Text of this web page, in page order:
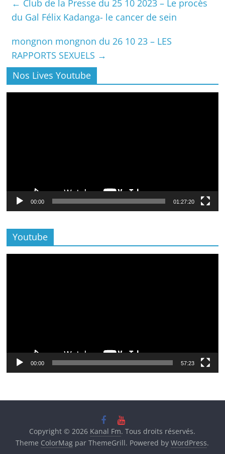
← Club de la Presse du 25 10 2023 – Le procès
du Gal Félix Kadanga- le cancer de sein
mongnon mongnon du 26 10 23 – LES
RAPPORTS SEXUELS →
Nos Lives Youtube
00:00 01:27:20
Youtube
00:00 57:23
Copyright © 2026 Kanal Fm. Tous droits réservés.
Theme ColorMag par ThemeGrill. Powered byWordPress.